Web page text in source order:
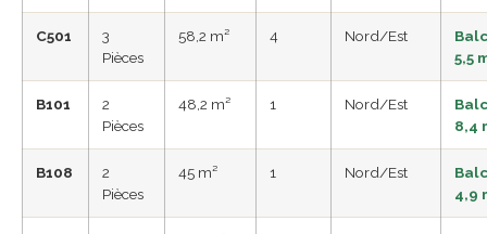
C501
3
Pièces
58,2 m² 4 Nord/Est
5,5
B101
2
Pièces
48,2 m² 1 Nord/Est
8,4
B108
2
Pièces
45 m² 1 Nord/Est
4,9